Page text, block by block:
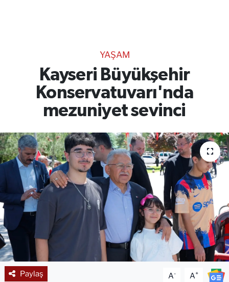
YAŞAM
Kayseri Büyükşehir
Konservatuvarı'nda
mezuniyet sevinci
Paylaş A- A+
RESMİ İLANLAR
Gencsesfm Canlı Dinle